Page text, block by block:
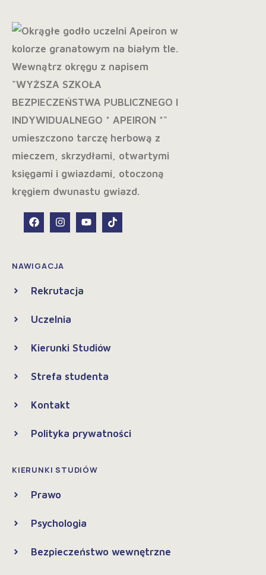
NAWIGACJA
Rekrutacja
Uczelnia
Kierunki Studiów
Strefa studenta
Kontakt
Polityka prywatności
KIERUNKI STUDIÓW
Prawo
Psychologia
Bezpieczeństwo wewnętrzne